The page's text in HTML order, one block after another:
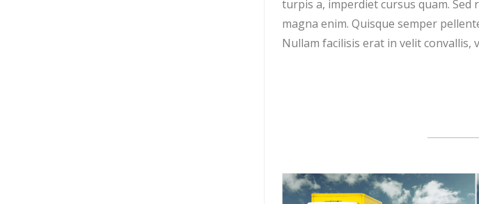
turpis a, imperdiet cursus quam. Sed
magna enim. Quisque semper
Nullam facilisis erat in velit convallis,